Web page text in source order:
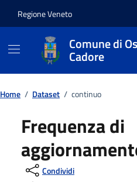
Regione Veneto
Comune di
Cadore
Home / Dataset / continuo
Frequenza di
Condividi